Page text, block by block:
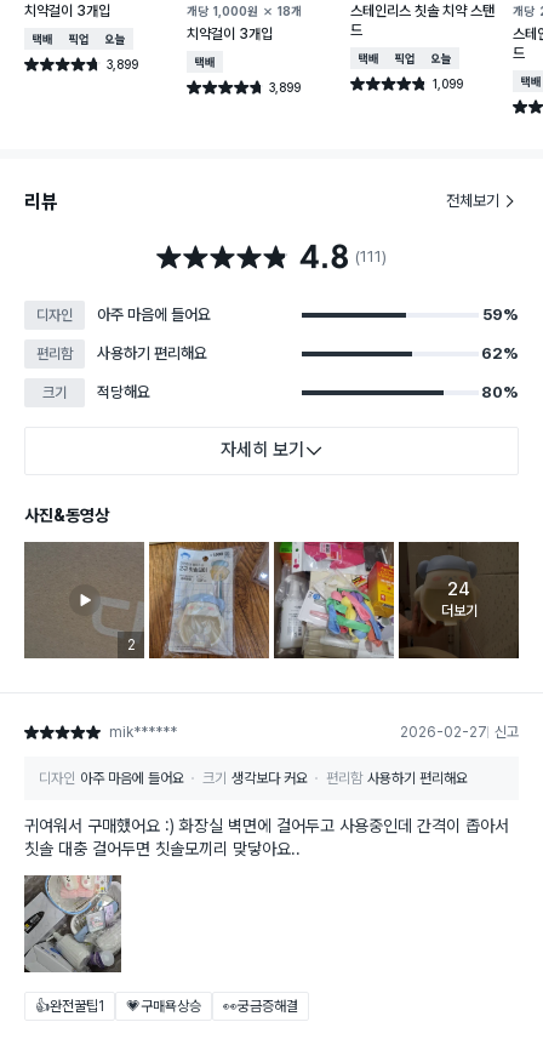
치약걸이 3개입
택배배송매장픽업오늘배송
별점 4.7점 3,899
건 작성
개당 1,000원 18개
치약걸이 3개입
택배배송
별점 4.7점 3,899
건 작성
스테인리스 칫솔 치약 스탠
드
택배배송매장픽업오늘배송
별점 4.8점 1,099
건 작성
개당
스테
드
택배
별점
리뷰 전체보기
별점 4.8점 4.8 (111)
디자인 아주 마음에 들어요 59%
편리함 사용하기 편리해요 62%
크기 적당해요 80%
자세히 보기
사진&동영상
리뷰 이미지 등록 개수
2
고객 리뷰
24
더보기
별점 5점 mik****** 2026-02-27 신고
디자인 아주 마음에 들어요 크기 생각보다 커요 편리함 사용하기 편리해요
귀여워서 구매했어요 :) 화장실 벽면에 걸어두고 사용중인데 간격이 좁아서
칫솔 대충 걸어두면 칫솔모끼리 맞닿아요..
👍완전꿀팁1 💗구매욕상승 👀궁금증해결